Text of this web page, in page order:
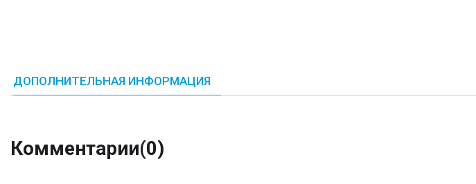
ДОПОЛНИТЕЛЬНАЯ ИНФОРМАЦИЯ
Комментарии(0)